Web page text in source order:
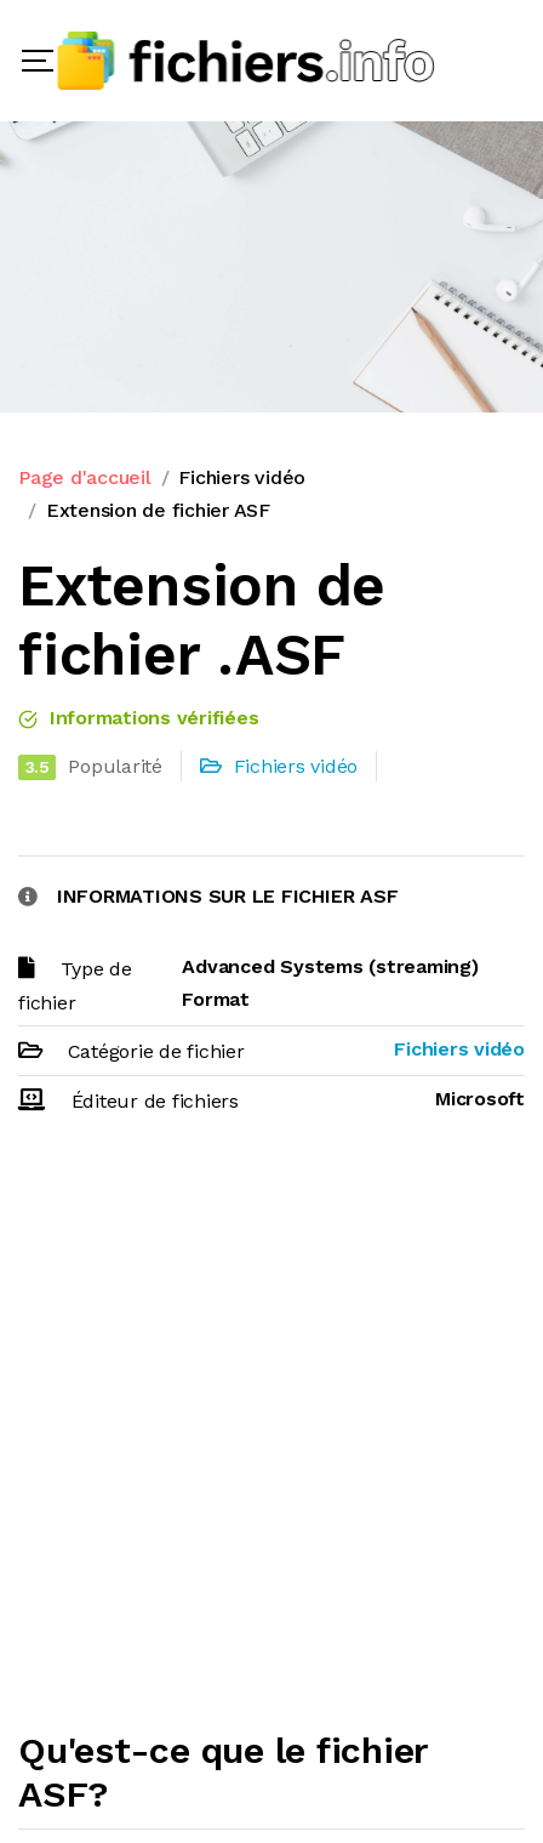
Page d'accueil
Fichiers vidéo
Extension de fichier ASF
Extension de
fichier .ASF
Informations vérifiées
3.5 Popularité Fichiers vidéo
INFORMATIONS SUR LE FICHIER ASF
Type de
fichier
Advanced Systems (streaming)
Format
Catégorie de fichier Fichiers vidéo
Éditeur de fichiers Microsoft
Qu'est-ce que le fichier
ASF?